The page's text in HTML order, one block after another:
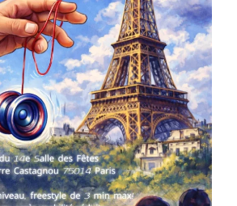
CULTURE EN FAMILLE JEUNESSE & SPORTS
de France de la
avril – Paris 14e
byWebmaster2Risi